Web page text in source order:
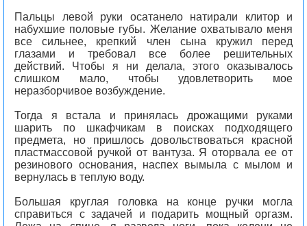
Пальцы левой руки осатанело натирали клитор и
набухшие половые губы. Желание охватывало меня
все сильнее, крепкий член сына кружил перед
глазами и требовал все более решительных
действий. Чтобы я ни делала, этого оказывалось
слишком мало, чтобы удовлетворить мое
неразборчивое возбуждение.
Тогда я встала и принялась дрожащими руками
шарить по шкафчикам в поисках подходящего
предмета, но пришлось довольствоваться красной
пластмассовой ручкой от вантуза. Я оторвала ее от
резинового основания, наспех вымыла с мылом и
вернулась в теплую воду.
Большая круглая головка на конце ручки могла
справиться с задачей и подарить мощный оргазм.